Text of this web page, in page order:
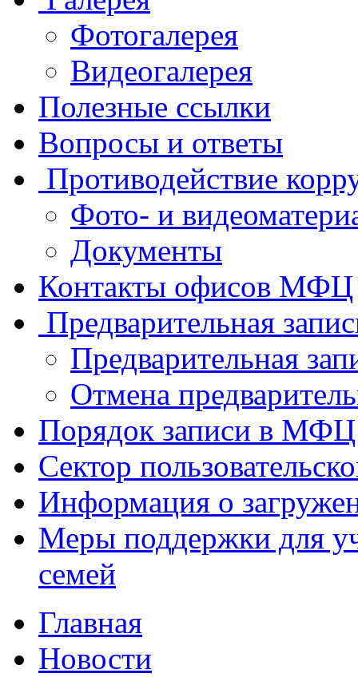
Фотогалерея
Видеогалерея
Полезные ссылки
Вопросы и ответы
Противодействие
Фото- и
Документы
Контакты офисов МФЦ
Предварительная
Предварительная
Отмена
Порядок записи в МФЦ
Сектор
Информация о
Меры поддержки для
семей
Главная
Новости